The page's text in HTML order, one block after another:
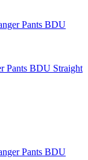
Pants BDU Straight